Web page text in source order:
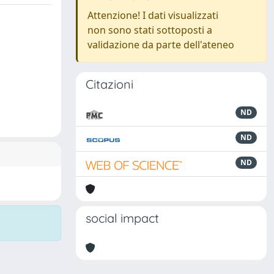
Attenzione! I dati visualizzati
non sono stati sottoposti a
validazione da parte dell'ateneo
Citazioni
ND
ND
ND
social impact